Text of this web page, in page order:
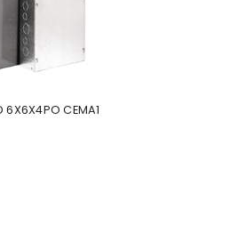
6X6X4PO CEMA1